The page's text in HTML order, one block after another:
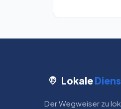
Lokale
Der Wegweiser zu